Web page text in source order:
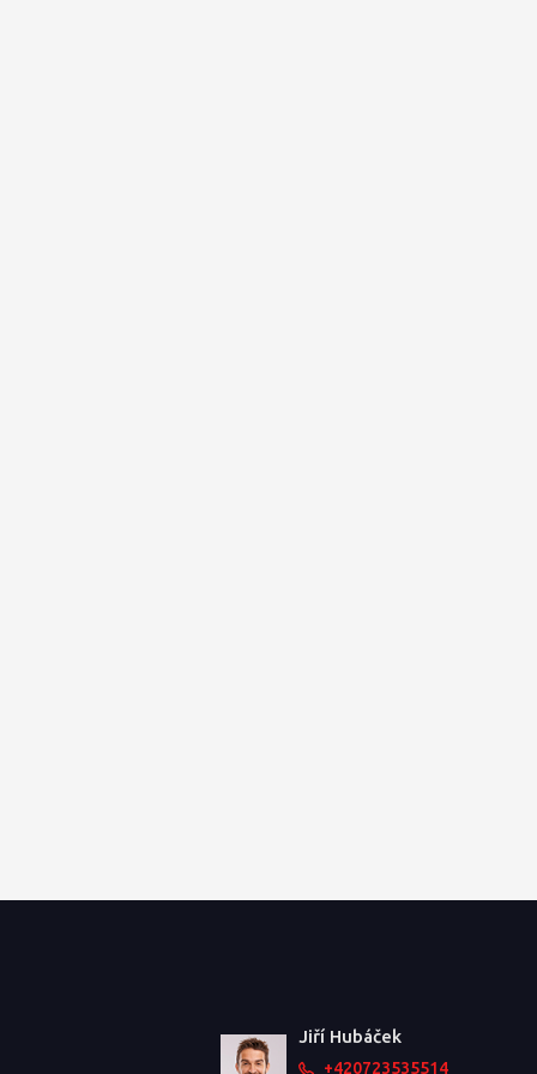
Jiří Hubáček
+420723535514